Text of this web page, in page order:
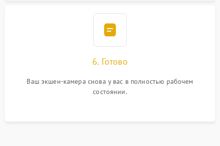
6. Готово
Ваш экшен-камера снова у вас в полностью рабочем
состоянии.